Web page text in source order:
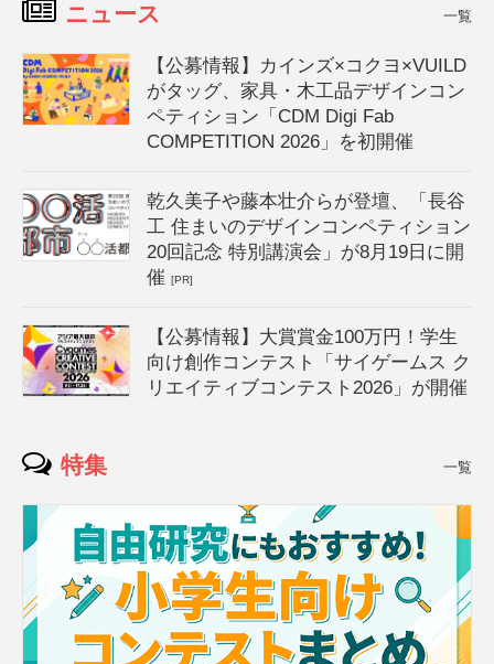
ニュース 一覧
【公募情報】カインズ×コクヨ×VUILD
がタッグ、家具・木工品デザインコン
ペティション「CDM Digi Fab
COMPETITION 2026」を初開催
乾久美子や藤本壮介らが登壇、「長谷
工 住まいのデザインコンペティション
20回記念 特別講演会」が8月19日に開
催[PR]
【公募情報】大賞賞金100万円！学生
向け創作コンテスト「サイゲームス ク
リエイティブコンテスト2026」が開催
特集 一覧